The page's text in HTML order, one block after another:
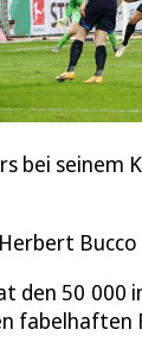
bei seinem
Bucco
den 50 000